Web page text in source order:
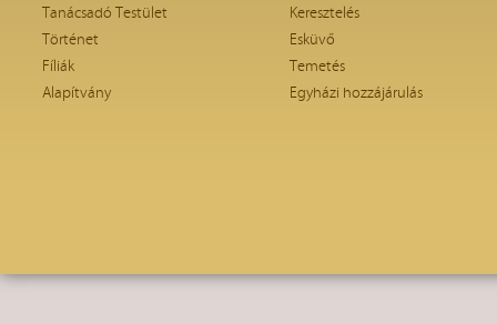
Tanácsadó Testület
Történet
Fíliák
Alapítvány
Keresztelés
Esküvő
Temetés
Egyházi hozzájárulás